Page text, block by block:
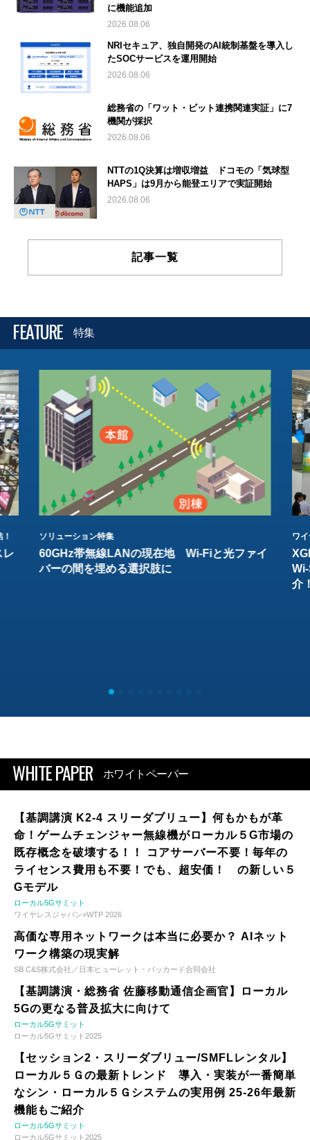
に機能追加
2026.08.06
NRIセキュア、独自開発のAI統制基盤を導入し
たSOCサービスを運用開始
2026.08.06
総務省の「ワット・ビット連携関連実証」に7
機関が採択
2026.08.06
NTTの1Q決算は増収増益 ドコモの「気球型
HAPS」は9月から能登エリアで実証開始
2026.08.06
記事一覧
FEATURE 特集
レ
ソリューション特集
60GHz帯無線LANの現在地 Wi-Fiと光ファイ
バーの間を埋める選択肢に
ワ
介
WHITE PAPER ホワイトペーパー
【基調講演 K2-4 スリーダブリュー】何もかもが革
命！ゲームチェンジャー無線機がローカル５G市場の
既存概念を破壊する！！ コアサーバー不要！毎年の
ライセンス費用も不要！でも、超安価！ の新しい５
Gモデル
ローカル5Gサミット
ワイヤレスジャパン×WTP 2026
高価な専用ネットワークは本当に必要か？ AIネット
ワーク構築の現実解
SB C&S株式会社／日本ヒューレット・パッカード合同会社
【基調講演・総務省 佐藤移動通信企画官】ローカル
5Gの更なる普及拡大に向けて
ローカル5Gサミット
ローカル5Gサミット2025
【セッション2・スリーダブリュー/SMFLレンタル】
ローカル５Ｇの最新トレンド 導入・実装が一番簡単
なシン・ローカル５Ｇシステムの実用例 25-26年最新
機能もご紹介
ローカル5Gサミット
ローカル5Gサミット2025